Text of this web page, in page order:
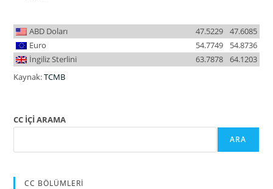
ABD Doları 47.6085
47.5229
Euro
54.8736
54.7749
İngiliz Sterlini
64.1203
63.7878
Kaynak:TCMB
CC İÇİ ARAMA
ARA
CC BÖLÜMLERİ